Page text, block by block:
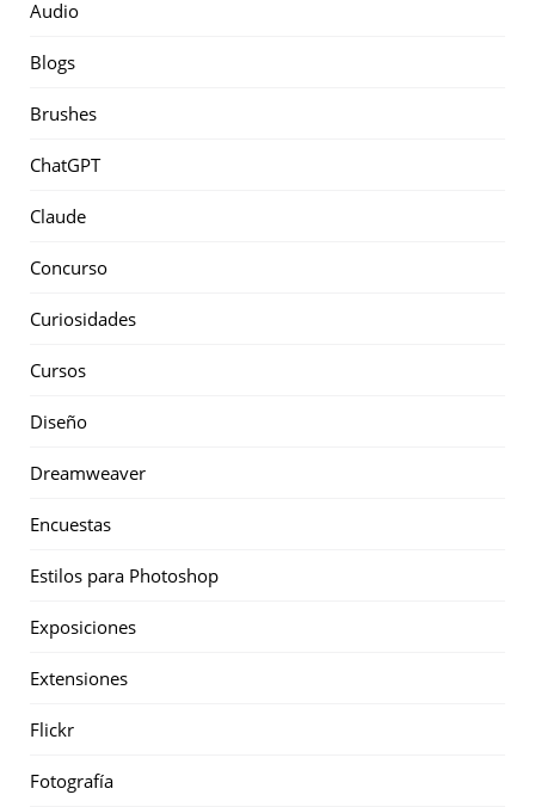
Audio
Blogs
Brushes
ChatGPT
Claude
Concurso
Curiosidades
Cursos
Diseño
Dreamweaver
Encuestas
Estilos para Photoshop
Exposiciones
Extensiones
Flickr
Fotografía